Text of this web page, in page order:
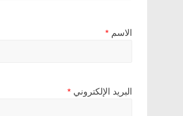
الاسم *
البريد الإلكتروني *